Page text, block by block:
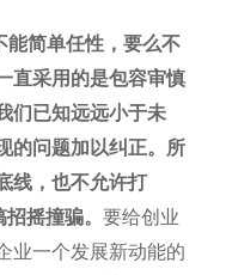
能简单任性，要么不
直采用的是包容审慎
们已知远远小于未
的问题加以纠正。所
线，也不允许打
摇撞骗。 要给创业
业一个发展新动能的